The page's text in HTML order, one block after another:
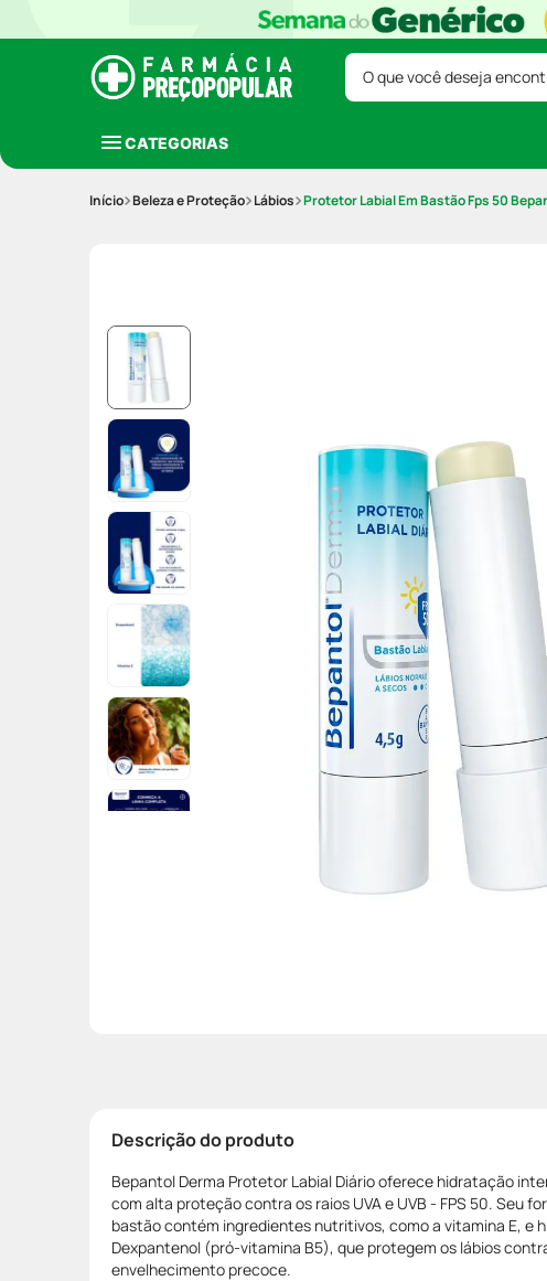
O que você deseja
CATEGORIAS
Beleza e Proteção Lábios Protetor Labial Em Bastão Fps 50
Descrição do produto
Bepantol Derma Protetor Labial Diário oferece hidratação
com alta proteção contra os raios UVA e UVB - FPS 50. Seu
bastão contém ingredientes nutritivos, como a vitamina E, e
Dexpantenol (pró-vitamina B5), que protegem os lábios
envelhecimento precoce.